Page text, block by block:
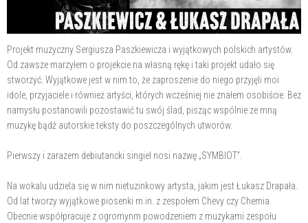
Projekt muzyczny Sergiusza Paszkiewicza i wyjątkowych polskich artystów.
Od zawsze marzyłem o projekcie na własną rękę i taki projekt udało się
stworzyć. Wyjątkowe jest w nim to, że zaproszenie do niego przyjęli moi
idole, przyjaciele i również artyści, których wcześniej nie znałem osobiście. Bez
namysłu postanowili pozostawić tu swój ślad, pisząc wspólnie ze mną
muzykę bądź autorskie teksty do poszczególnych utworów.
Pierwszy i zarazem debiutancki singiel nosi nazwę „SYMBIOT”.
Na wokalu udziela się w nim nietuzinkowy artysta, jakim jest Łukasz Drapała.
Od lat tworzy wyjątkowe piosenki m.in. z zespołem Chevy czy Chemia.
Obecnie współpracuje z ogromynm powodzeniem z muzykami zespołu